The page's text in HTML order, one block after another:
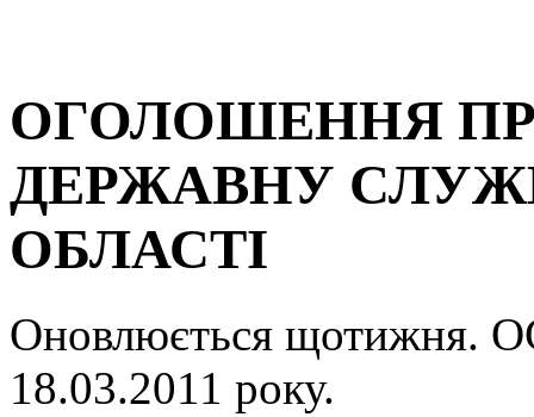
ОГОЛОШЕННЯ
ДЕРЖАВНУ
ОБЛАСТІ
Оновлюється
18.03.2011 року.